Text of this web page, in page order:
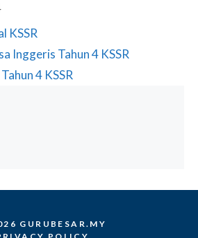
KSSR
Inggeris Tahun 4 KSSR
4 KSSR
GURUBESAR.MY